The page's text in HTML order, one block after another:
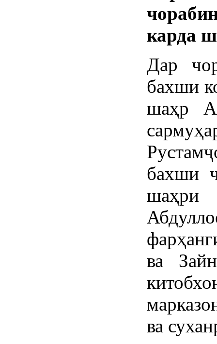
карда
Дар
бахши
шаҳр
бахши
шаҳри
ва
ва